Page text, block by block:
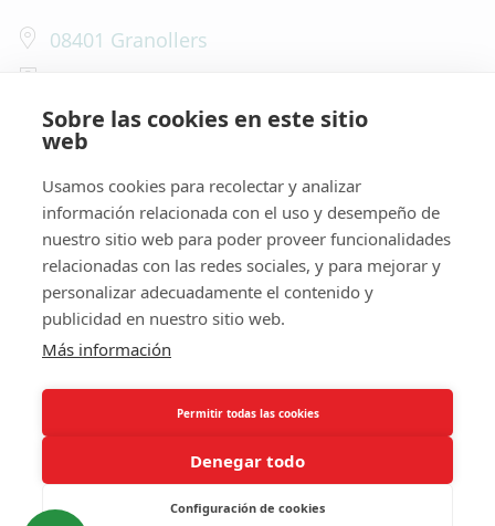
Sobre las cookies en este sitio
web
Usamos cookies para recolectar y analizar
información relacionada con el uso y desempeño de
nuestro sitio web para poder proveer funcionalidades
relacionadas con las redes sociales, y para mejorar y
personalizar adecuadamente el contenido y
publicidad en nuestro sitio web.
Más información
Permitir todas las cookies
Denegar todo
Configuración de cookies
08401 Granollers
+34 610 806 681
Mudanzas Profesionales
Mudanzas en España y Europa